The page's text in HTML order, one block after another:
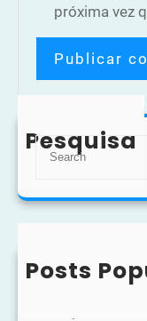
próxima vez
Pesquisa
S
r
Posts
Atividades
Na apostila